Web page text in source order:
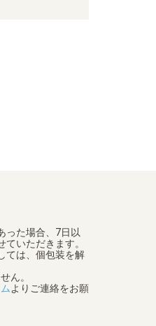
った場合、7日以
いただきます。
ては、個包装を解
ん。
よりご連絡をお願